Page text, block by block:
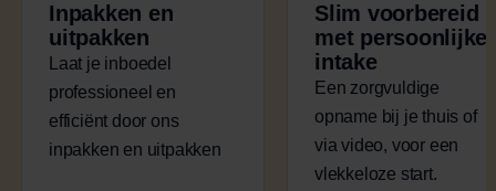
Inpakken en
uitpakken
Laat je inboedel
professioneel en
efficiënt door ons
inpakken en uitpakken
Slim voorbereid
met persoonlijke
intake
Een zorgvuldige
opname bij je thuis of
via video, voor een
vlekkeloze start.